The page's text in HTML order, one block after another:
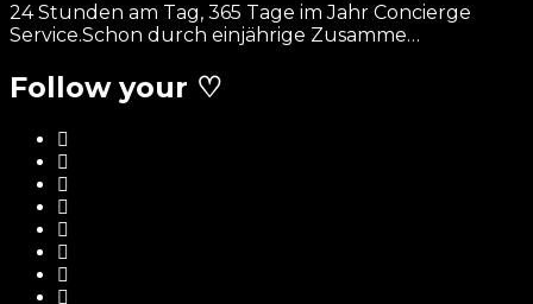
24 Stunden am Tag, 365 Tage im Jahr Concierge
Service.Schon durch einjährige Zusamme…
Follow your ♡